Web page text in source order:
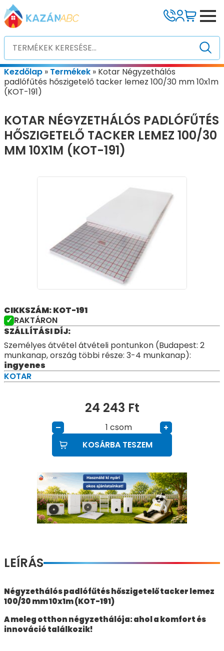
Kezdőlap » Termékek » Kotar Négyzethálós
padlófűtés hőszigetelő tacker lemez 100/30 mm 10x1m
(KOT-191)
KOTAR NÉGYZETHÁLÓS PADLÓFŰTÉS
HŐSZIGETELŐ TACKER LEMEZ 100/30
MM 10X1M (KOT-191)
CIKKSZÁM: KOT-191
RAKTÁRON
SZÁLLÍTÁSI DÍJ:
Személyes átvétel átvételi pontunkon (Budapest: 2
munkanap, ország többi része: 3-4 munkanap):
ingyenes
KOTAR
24 243 Ft
– csom
+
KOSÁRBA TESZEM
LEÍRÁS
Négyzethálós padlófűtés hőszigetelő tacker lemez
100/30 mm 10x1m (KOT-191)
A meleg otthon négyzethálója: ahol a komfort és
innováció találkozik!